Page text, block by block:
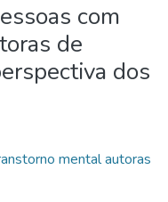
com
de
dos
mental autoras